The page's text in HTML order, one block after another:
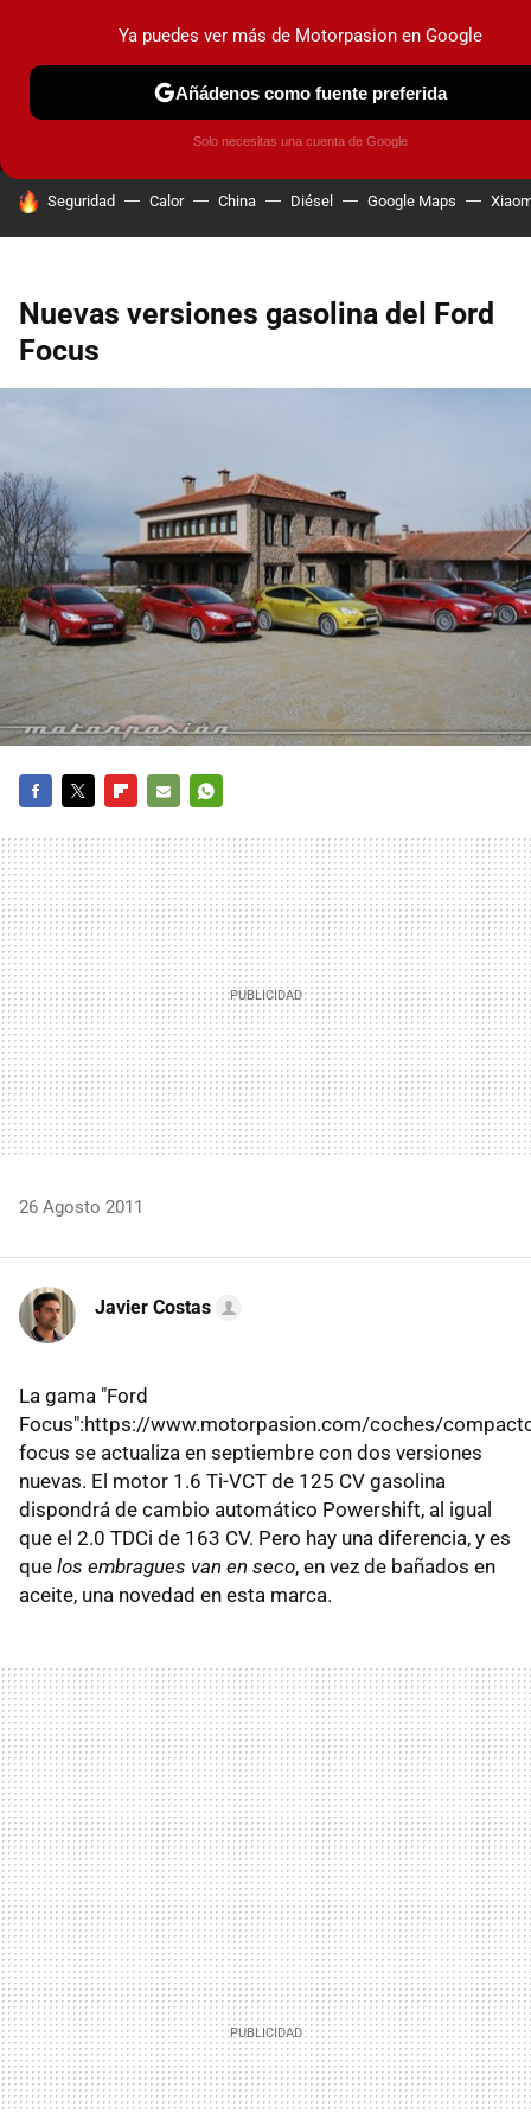
MENÚ NUEVO
COCHES ELÉCTRICOS OBSERVATORIO
HOY SE HABLA DE
Seguridad Calor China Diésel Google Maps
Nuevas versiones gasolina del Ford
Focus
MAIL
26 Agosto 2011
Javier Costas
La gama "Ford
Focus":https://www.motorpasion.com/coches/
focus se actualiza en septiembre con dos versiones
nuevas. El motor 1.6 Ti-VCT de 125 CV gasolina
dispondrá de cambio automático Powershift, al igual
que el 2.0 TDCi de 163 CV. Pero hay una diferencia, y es
que los embragues van en seco, en vez de bañados en
aceite, una novedad en esta marca.
Ya puedes ver más de Motorpasion en Google
Añádenos como fuente preferida
Solo necesitas una cuenta de Google